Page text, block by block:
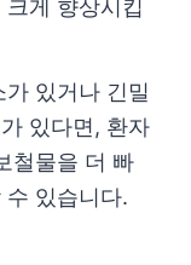
게 향상시킵
있거나 긴밀
있다면, 환자
철물을 더 빠
수 있습니다.